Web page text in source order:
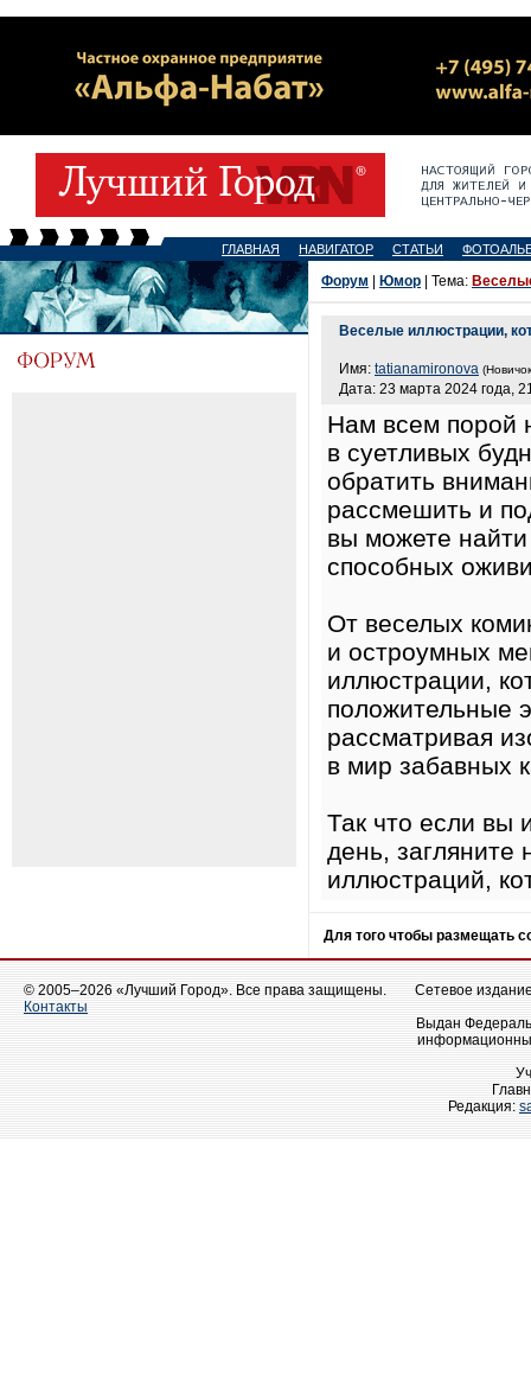
ГЛАВНАЯ НАВИГАТОР СТАТЬИ
Форум Юмор | Тема:
Веселые иллюстрации,
Имя: tatianamironova
Дата: 23 марта 2024 года,
Нам всем порой
в суетливых
обратить
рассмешить и
вы можете
способных
От веселых
и остроумных
иллюстрации,
положительные
рассматривая
в мир забавных
Так что если вы
день, загляните
иллюстраций,
Для того чтобы размещать
© 2005–2026 «Лучший Город». Все права защищены.
Контакты
Сетевое
Выдан
Редакция: